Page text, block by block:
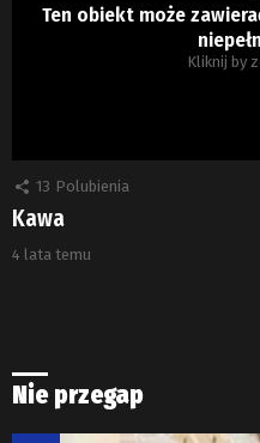
Ten obiekt może
Kliknij by
13 Polubienia
Kawa
4 lata temu
Nie przegap